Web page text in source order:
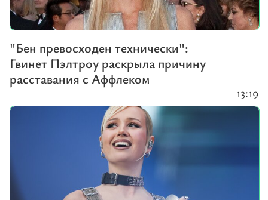
"Бен превосходен технически":
Гвинет Пэлтроу раскрыла причину
расставания с Аффлеком
13:19